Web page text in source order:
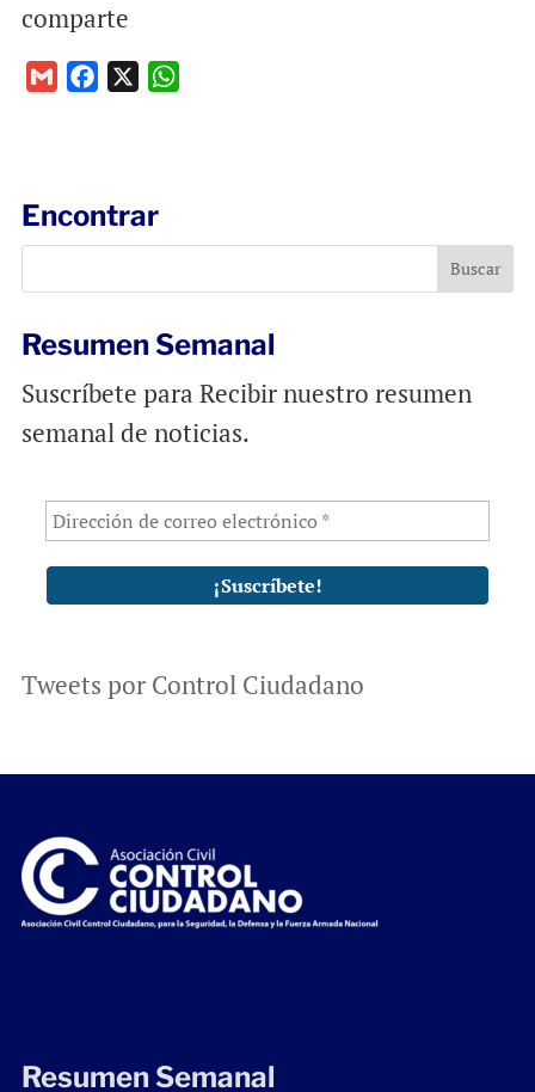
comparte
o
k
p
Encontrar
Resumen Semanal
Suscríbete para Recibir nuestro resumen
semanal de noticias.
Tweets por Control Ciudadano
Resumen Semanal